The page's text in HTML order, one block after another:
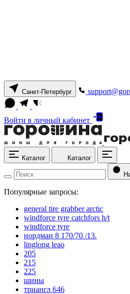
Санкт-Петербург
Войти в личный кабинет
Каталог Каталог
Популярные запросы:
general tire grabber arctic
windforce tyre catchfors h/t
windforce tyre
нордман 8 170/70 /13.
linglong leao
205
215
225
шины
триангл 646